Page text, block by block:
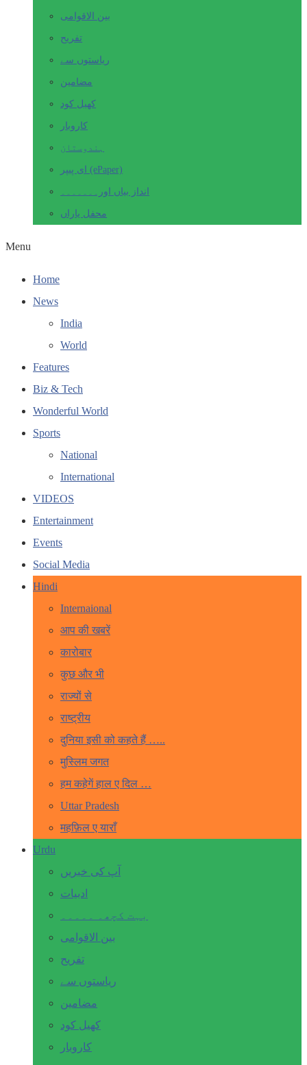
بین الاقوامی
تفریح
ریاستوں سے
مضامین
کھیل کود
کاروبار
ہندوستان
ای پیپر (ePaper)
انداز بیاں اور۔۔۔۔۔۔۔
محفل یاراں
Menu
Home
News
India
World
Features
Biz & Tech
Wonderful World
Sports
National
International
VIDEOS
Entertainment
Events
Social Media
Hindi
Internaional
आप की खबरें
कारोबार
कुछ और भी
राज्यों से
राष्ट्रीय
दुनिया इसी को कहते हैं …..
मुस्लिम जगत
हम कहेगें हाल ए दिल …
Uttar Pradesh
महफ़िल ए याराँ
Urdu
آپ کی خبریں
ادبیات
بہت کچھ۔ ۔۔۔۔۔
بین الاقوامی
تفریح
ریاستوں سے
مضامین
کھیل کود
کاروبار